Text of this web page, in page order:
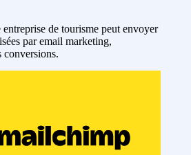
entreprise de tourisme peut envoyer
par email marketing,
conversions.